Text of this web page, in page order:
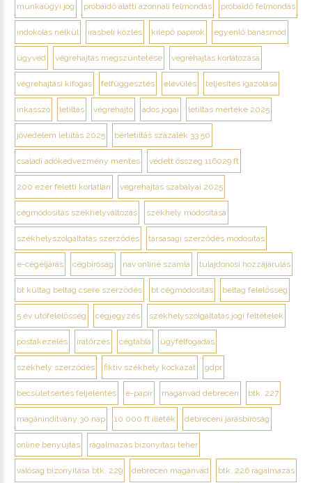
munkaügyi jog próbaidő alatti azonnali felmondás próbaidő felmondás
indokolás nélkül írásbeli közlés kilépő papírok egyenlő bánásmód
ügyvéd végrehajtás megszüntetése végrehajtás korlátozása
végrehajtási kifogás felfüggesztés elévülés teljesítés igazolása
inkasszó letiltás végrehajtó adós jogai letiltás mértéke 2025
jövedelem letiltás 2025 bérletiltás százalék 33 50
családi adókedvezmény mentes védett összeg 116029 ft
200 ezer feletti korlátlan végrehajtás szabályai 2025
cégmódosítás székhelyváltozás székhely módosítása
székhelyszolgáltatás szerződés társasági szerződés módosítás
e-cégeljárás cégbíróság nav online számla tulajdonosi hozzájárulás
bt kültag beltag csere szerződés bt cégmódosítás beltag felelősség
5 év utófelelősség cégjegyzés székhelyszolgáltatás jogi feltételek
postakezelés iratőrzés cégtábla ügyfélfogadás
székhely szerződés fiktív székhely kockázat gdpr
becsületsértés feljelentés e-papír magánvád debrecen btk. 227
magánindítvány 30 nap 10 000 ft illeték debreceni járásbíróság
online benyújtás rágalmazás bizonyítási teher
valóság bizonyítása btk. 229 debrecen magánvád btk. 226 rágalmazás